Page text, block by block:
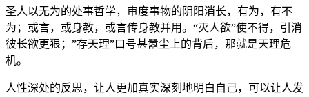
圣人以无为的处事哲学，审度事物的阴阳消长，有为，有不
为；或言，或身教，或言传身教并用。“灭人欲”使不得，引消
彼长欲更狠；”存天理”口号甚嚣尘上的背后，那就是天理危
机。
人性深处的反思，让人更加真实深刻地明白自己，可以让人发